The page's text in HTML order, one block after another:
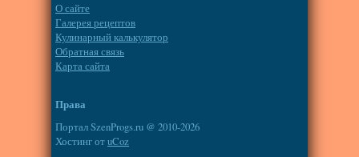
О сайте
Галерея рецептов
Кулинарный калькулятор
Обратная связь
Карта сайта
Права
Портал SzenProgs.ru @ 2010-2026
Хостинг отuCoz